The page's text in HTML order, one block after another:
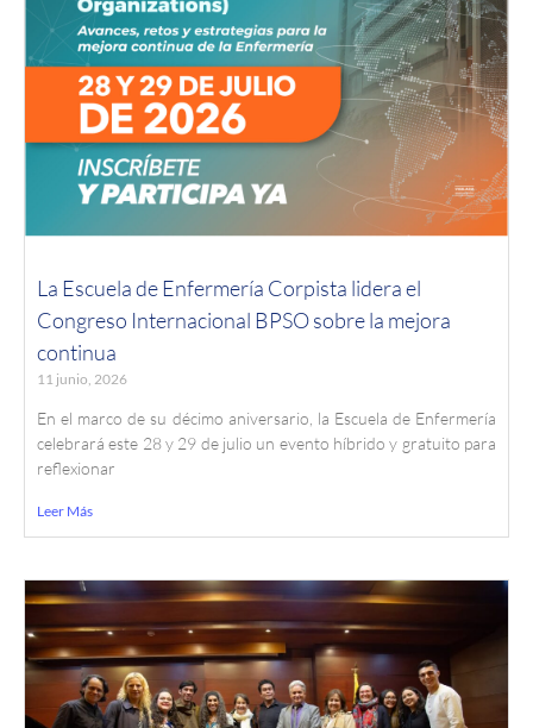
La Escuela de Enfermería Corpista lidera el
Congreso Internacional BPSO sobre la mejora
continua
11 junio, 2026
En el marco de su décimo aniversario, la Escuela de Enfermería
celebrará este 28 y 29 de julio un evento híbrido y gratuito para
reflexionar
Leer Más